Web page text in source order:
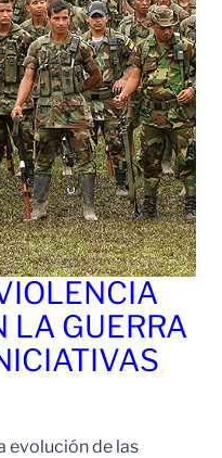
LA GUERRA
evolución de las